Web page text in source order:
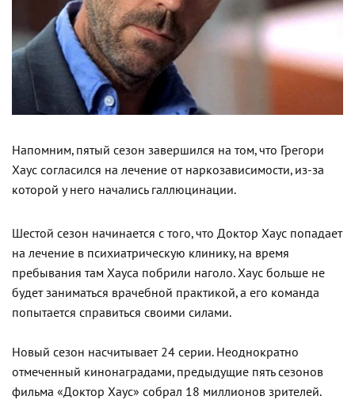
Напомним, пятый сезон завершился на том, что Грегори
Хаус согласился на лечение от наркозависимости, из-за
которой у него начались галлюцинации.
Шестой сезон начинается с того, что Доктор Хаус попадает
на лечение в психиатрическую клинику, на время
пребывания там Хауса побрили наголо. Хаус больше не
будет заниматься врачебной практикой, а его команда
попытается справиться своими силами.
Новый сезон насчитывает 24 серии. Неоднократно
отмеченный кинонаградами, предыдущие пять сезонов
фильма «Доктор Хаус» собрал 18 миллионов зрителей.